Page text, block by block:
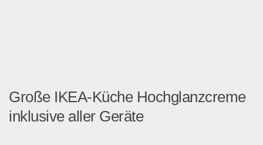
Große IKEA-Küche Hochglanzcreme
inklusive aller Geräte